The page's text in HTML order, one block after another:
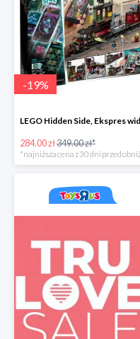
-19%
284.00 zł349.00 zł*